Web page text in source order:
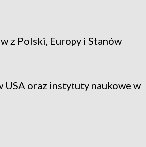
z Polski, Europy i Stanów
USA oraz instytuty naukowe w